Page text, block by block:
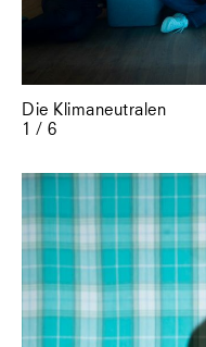
Die Klimaneutralen
1 / 6